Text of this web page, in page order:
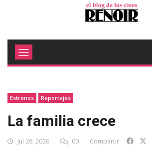
Estrenos Reportajes
La familia crece
Jul 26, 2020 00 Compartir: